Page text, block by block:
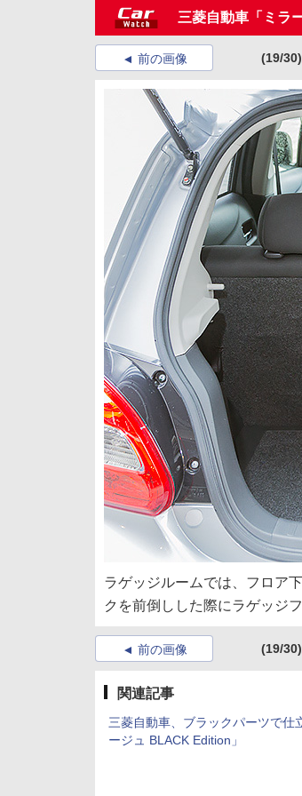
三菱自動車「ミラ
前の画像 (19/30)
ラゲッジルームでは、フロア
クを前倒しした際にラゲッジ
前の画像 (19/30)
関連記事
三菱自動車、ブラックパーツで仕
ージュ BLACK Edition」